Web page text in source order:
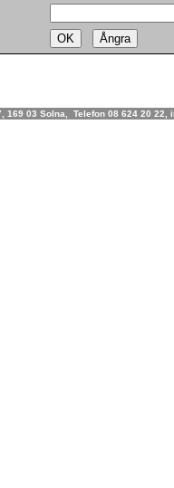
03 Solna, Telefon 08 624 20 22,